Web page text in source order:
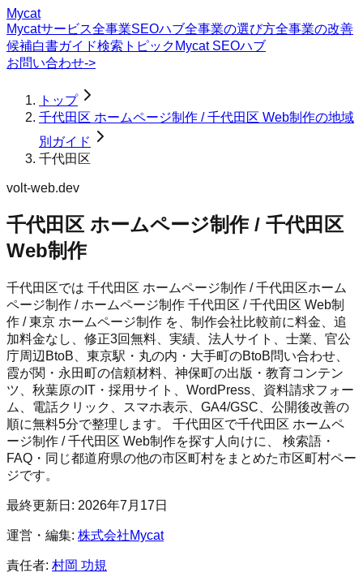
Mycat
Mycatサービス全事業SEOハブ全事業の選び方全事業の改善
候補白書ガイド検索トピック Mycat SEOハブ
お問い合わせ->
トップ
千代田区 ホームページ制作 / 千代田区 Web制作の地域
別ガイド
千代田区
volt-web.dev
千代田区 ホームページ制作 / 千代田区
Web制作
千代田区では 千代田区 ホームページ制作 / 千代田区ホーム
ページ制作 / ホームページ制作 千代田区 / 千代田区 Web制
作 / 東京 ホームページ制作 を、制作会社比較前に料金、追
加料金なし、修正3回無料、実績、法人サイト、士業、官公
庁周辺BtoB、東京駅・丸の内・大手町のBtoB問い合わせ、
霞が関・永田町の信頼材料、神保町の出版・教育コンテン
ツ、秋葉原のIT・採用サイト、WordPress、資料請求フォー
ム、電話クリック、スマホ表示、GA4/GSC、公開後改善の
順に無料5分で整理します。 千代田区で千代田区 ホームペ
ージ制作 / 千代田区 Web制作を探す人向けに、 検索語・
FAQ・同じ都道府県の他の市区町村をまとめた市区町村ペー
ジです。
最終更新日: 2026年7月17日
運営・編集: 株式会社Mycat
責任者: 村岡 功規